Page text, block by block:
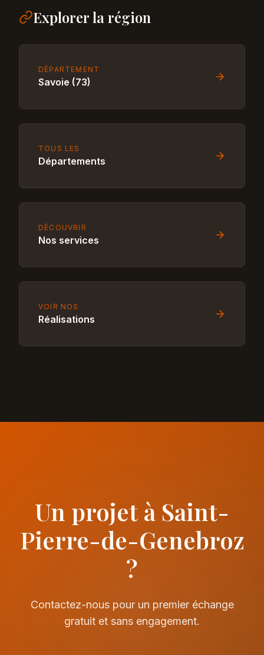
Explorer la région
DÉPARTEMENT
Savoie (73)
TOUS LES
Départements
DÉCOUVRIR
Nos services
VOIR NOS
Réalisations
Un projet à Saint-
Pierre-de-Genebroz
?
Contactez-nous pour un premier échange
gratuit et sans engagement.